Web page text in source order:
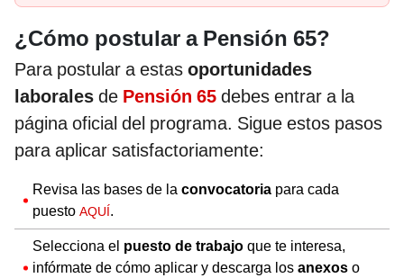
¿Cómo postular a Pensión 65?
Para postular a estas oportunidades
laborales de Pensión 65 debes entrar a la
página oficial del programa. Sigue estos pasos
para aplicar satisfactoriamente:
Revisa las bases de la convocatoria para cada
puesto AQUÍ.
Selecciona el puesto de trabajo que te interesa,
infórmate de cómo aplicar y descarga los anexos o